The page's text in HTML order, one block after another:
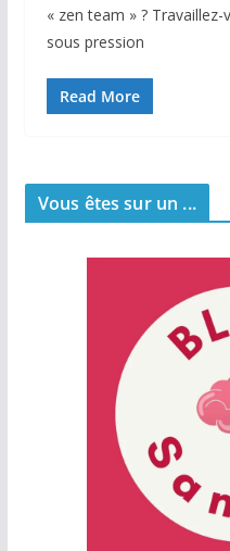
« zen team » ?
sous pression
Read More
Vous êtes sur un ...